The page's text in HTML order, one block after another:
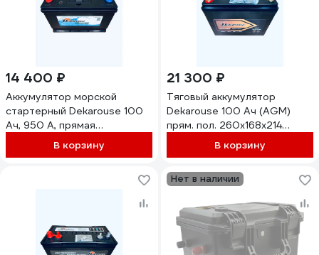
14 400 ₽
Аккумулятор морской
стартерный Dekarouse 100
Ач, 950 А, прямая
полярность, 305x171x236 мм
В корзину
21 300 ₽
Тяговый аккумулятор
Dekarouse 100 Ач (AGM)
прям. пол. 260х168х214
DC12-100В корзину
Нет в наличии